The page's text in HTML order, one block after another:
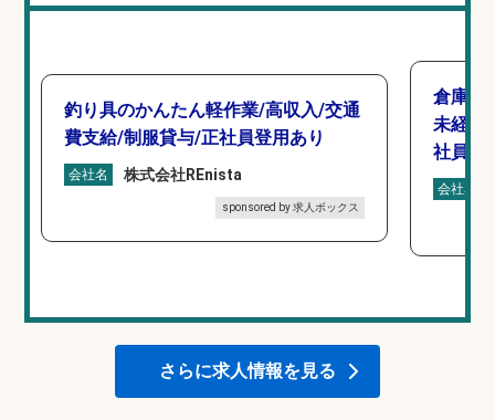
釣り具のかんたん軽作業/高収入/交通
費支給/制服貸与/正社員登用あり
会社名 株式会社REnista
sponsored by 求人ボックス
倉庫で
未経験
社員登
会社名
さらに求人情報を見る